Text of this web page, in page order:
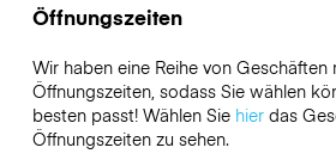
Öffnungszeiten
Wir haben eine Reihe von
Öffnungszeiten, sodass Sie wählen
besten passt! Wählen Sie hierdas
Öffnungszeiten zu sehen.